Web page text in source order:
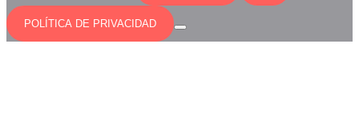
POLÍTICA DE PRIVACIDAD